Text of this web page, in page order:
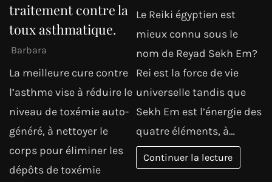
traitement contre la
toux asthmatique.
Barbara
La meilleure cure contre
l’asthme vise à réduire le
niveau de toxémie auto-
généré, à nettoyer le
corps pour éliminer les
dépôts de toxémie
Le Reiki égyptien est
mieux connu sous le
nom de Reyad Sekh Em?
Rei est la force de vie
universelle tandis que
Sekh Em est l’énergie des
quatre éléments, à…
Continuer la lecture